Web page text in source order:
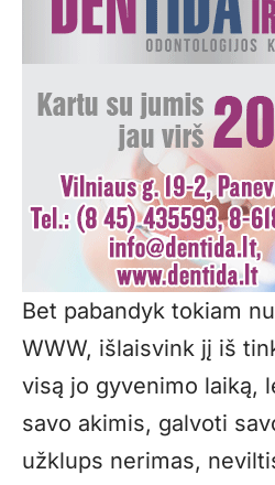
Bet pabandyk tokiam
WWW, išlaisvink jį iš
visą jo gyvenimo laiką,
savo akimis, galvoti
užklups nerimas,